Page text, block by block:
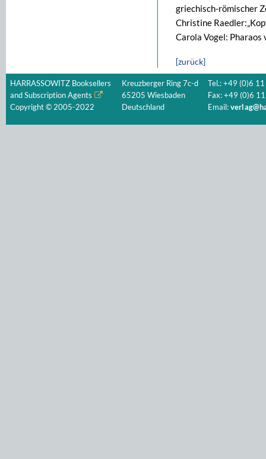
griechisch-römischer
Christine
Carola Vogel:
[zurück]
HARRASSOWITZ Booksellers
and Subscription Agents
Copyright © 2005-2022
Kreuzberger Ring 7c-d
65205 Wiesbaden
Deutschland
Tel.: +49 (0)6
Fax: +49 (0)6
Email: